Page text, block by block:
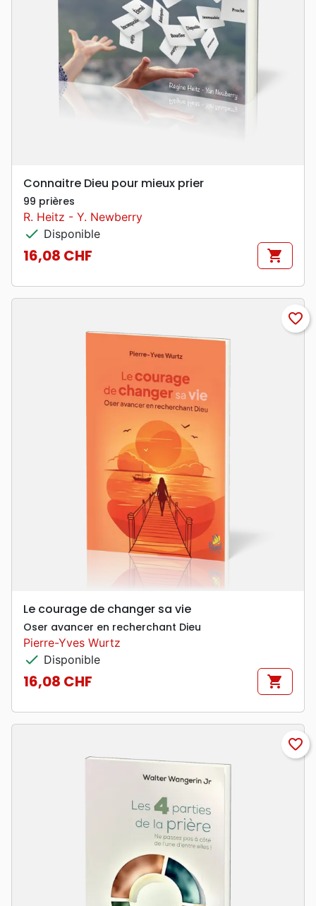
Connaitre Dieu pour mieux prier
99 prières
R. Heitz - Y. Newberry
check Disponible
Prix
16,08 CHF shopping_cart
favorite_border
Le courage de changer sa vie
Oser avancer en recherchant Dieu
Pierre-Yves Wurtz
check Disponible
Prix
16,08 CHF shopping_cart
favorite_border